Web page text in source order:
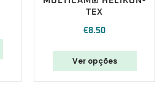
TEX
€8.50
Ver opções